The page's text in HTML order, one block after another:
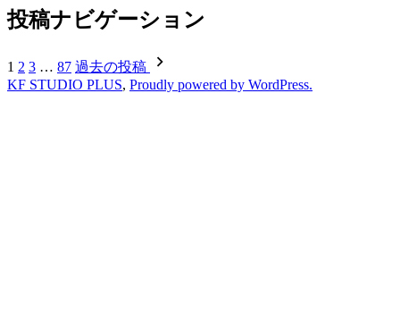
投稿ナビゲーション
1 2 3 … 87 過去の投稿
KF STUDIO PLUS, Proudly powered by WordPress.